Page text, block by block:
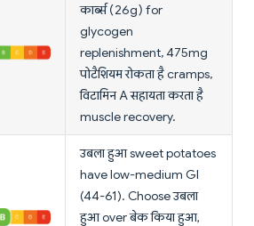
कार्ब्स (26g) for
glycogen
replenishment, 475mg
पोटैशियम रोकता है cramps,
विटामिन A सहायता करता है
muscle recovery.
उबला हुआ sweet potatoes
have low-medium GI
(44-61). Choose उबला
हुआ over बेक किया हुआ,